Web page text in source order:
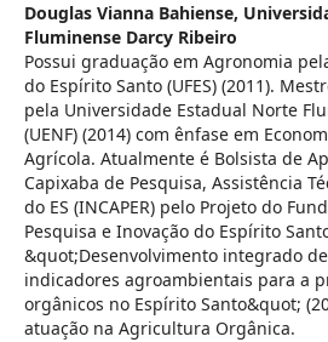
Douglas Vianna Bahiense,
Fluminense Darcy Ribeiro
Possui graduação em Agronomia
do Espírito Santo (UFES) (2011).
pela Universidade Estadual Norte
(UENF) (2014) com ênfase em
Agrícola. Atualmente é Bolsista de
Capixaba de Pesquisa, Assistência
do ES (INCAPER) pelo Projeto do
Pesquisa e Inovação do Espírito
&quot;Desenvolvimento integrado
indicadores agroambientais para a
orgânicos no Espírito Santo&quot;
atuação na Agricultura Orgânica.